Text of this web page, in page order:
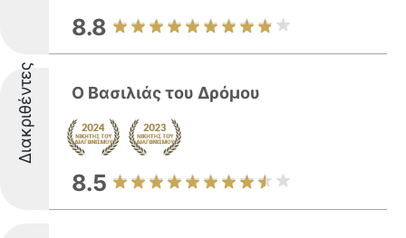
8.8
Διακριθέντες Ο Βασιλιάς του Δρόμου
8.5